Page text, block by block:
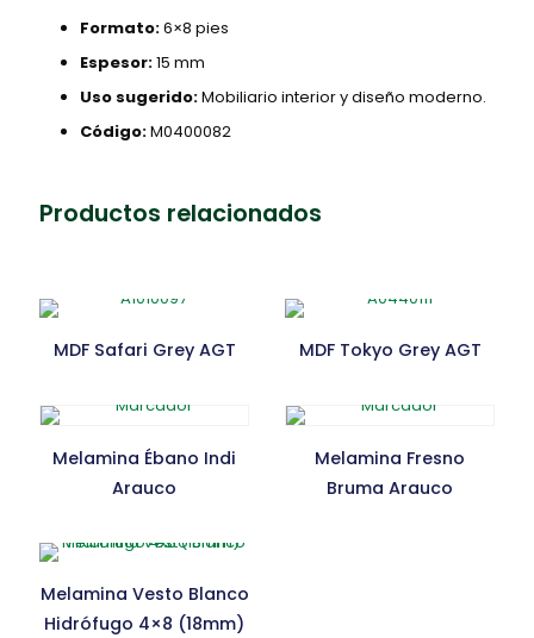
Formato:6×8 pies
Espesor:15 mm
Uso sugerido:Mobiliario interior y diseño moderno.
Código:M0400082
Productos relacionados
MDF Safari Grey AGT MDF Tokyo Grey AGT
Melamina Ébano Indi
Arauco
Melamina Fresno
Bruma Arauco
Melamina Vesto Blanco
Hidrófugo 4×8 (18mm)